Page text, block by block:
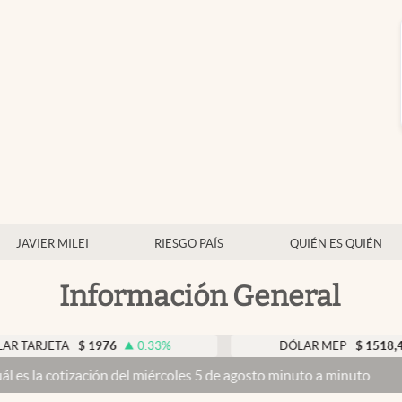
JAVIER MILEI RIESGO PAÍS QUIÉN ES QUIÉN
Información General
$ 1976 0.33% DÓLAR MEP $ 1518,45 -0.05
del miércoles 5 de agosto minuto a minuto